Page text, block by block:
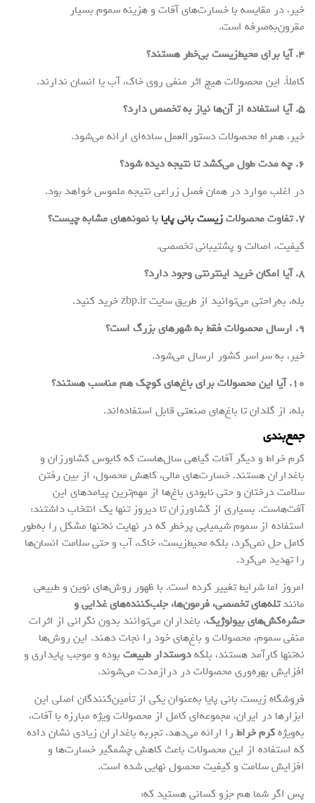
خیر، در مقایسه با خسارت‌های آفات و هزینه سموم بسیار
مقرون‌به‌صرفه است.
۴. آیا برای محیط‌زیست بی‌خطر هستند؟
کاملاً. این محصولات هیچ اثر منفی روی خاک، آب یا انسان ندارند.
۵. آیا استفاده از آن‌ها نیاز به تخصص دارد؟
خیر، همراه محصولات دستورالعمل ساده‌ای ارائه می‌شود.
۶. چه مدت طول می‌کشد تا نتیجه دیده شود؟
در اغلب موارد در همان فصل زراعی نتیجه ملموس خواهد بود.
۷. تفاوت محصولات
زیست بانی پایا با نمونه‌های مشابه چیست؟
کیفیت، اصالت و پشتیبانی تخصصی.
۸. آیا امکان خرید اینترنتی وجود دارد؟
بله، به‌راحتی می‌توانید از طریق سایت zbp.ir خرید کنید.
۹. ارسال محصولات فقط به شهرهای بزرگ است؟
خیر، به سراسر کشور ارسال می‌شود.
۱۰. آیا این محصولات برای باغ‌های کوچک هم مناسب هستند؟
بله، از گلدان تا باغ‌های صنعتی قابل استفاده‌اند.
جمع‌بندی
کرم خراط و دیگر آفات گیاهی سال‌هاست که کابوس کشاورزان و
باغداران هستند. خسارت‌های مالی، کاهش محصول، از بین رفتن
سلامت درختان و حتی نابودی باغ‌ها از مهم‌ترین پیامدهای این
آفت‌هاست. بسیاری از کشاورزان تا دیروز تنها یک انتخاب داشتند:
استفاده از سموم شیمیایی پرخطر که در نهایت نه‌تنها مشکل را به‌طور
کامل حل نمی‌کرد، بلکه محیط‌زیست، خاک، آب و حتی سلامت انسان‌ها
را تهدید می‌کرد.
امروز اما شرایط تغییر کرده است. با ظهور روش‌های نوین و طبیعی
مانندتله‌های تخصصی، فرمون‌ها، جلب‌کننده‌های غذایی و
حشره‌کش‌های بیولوژیک، باغداران می‌توانند بدون نگرانی از اثرات
منفی سموم، محصولات و باغ‌های خود را نجات دهند. این روش‌ها
نه‌تنها کارآمد هستند، بلکهدوستدار طبیعت بوده و موجب پایداری و
افزایش بهره‌وری محصولات در درازمدت می‌شوند.
فروشگاه زیست بانی پایا به‌عنوان یکی از تأمین‌کنندگان اصلی این
ابزارها در ایران، مجموعه‌ای کامل از محصولات ویژه مبارزه با آفات،
به‌ویژهکرم خراط را ارائه می‌دهد. تجربه باغداران زیادی نشان داده
که استفاده از این محصولات باعث کاهش چشمگیر خسارت‌ها و
افزایش سلامت و کیفیت محصول نهایی شده است.
پس اگر شما هم جزو کسانی هستید که: